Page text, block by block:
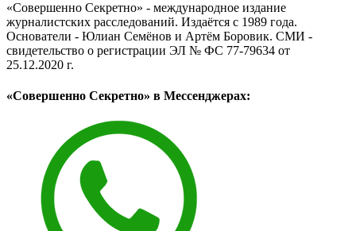
«Совершенно Секретно» - международное издание
журналистских расследований. Издаётся с 1989 года.
Основатели - Юлиан Семёнов и Артём Боровик. CМИ -
свидетельство о регистрации ЭЛ № ФС 77-79634 от
25.12.2020 г.
«Совершенно Секретно» в Мессенджерах: